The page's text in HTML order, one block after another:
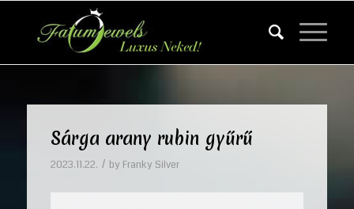
Sárga arany rubin gyűrű
2023.11.22. / by Franky Silver